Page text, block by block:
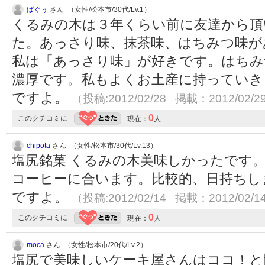
ぱぐぅ さん （女性/松本市/30代/Lv.1）
くるみの木は３年くらい前に友達から
た。あっさり味、抹茶味、はちみつ味
私は「あっさり味」が好きです。はち
濃厚です。私もよくお土産に持ってい
ですよ。
（投稿:2012/02/28 掲載：2012/02/
このクチコミに 現在： 0人
chipota さん （女性/松本市/30代/Lv.13）
塩尻銘菓 くるみの木美味しかったです
コーヒーに合います。比較的、日持ち
ですよ。
（投稿:2012/02/14 掲載：2012/02/
このクチコミに 現在： 0人
moca さん （女性/松本市/20代/Lv.2）
塩尻で美味しいケーキ屋さんはココ！